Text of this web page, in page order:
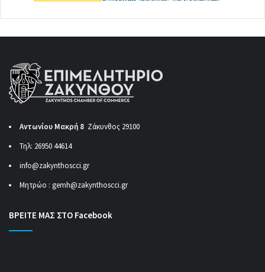
Αντωνίου Μακρή 8 Ζάκυνθος 29100
Τηλ: 26950 44614
info@zakynthoscci.gr
Μητρώο : gemh@zakynthoscci.gr
ΒΡΕΙΤΕ ΜΑΣ ΣΤΟ Facebook